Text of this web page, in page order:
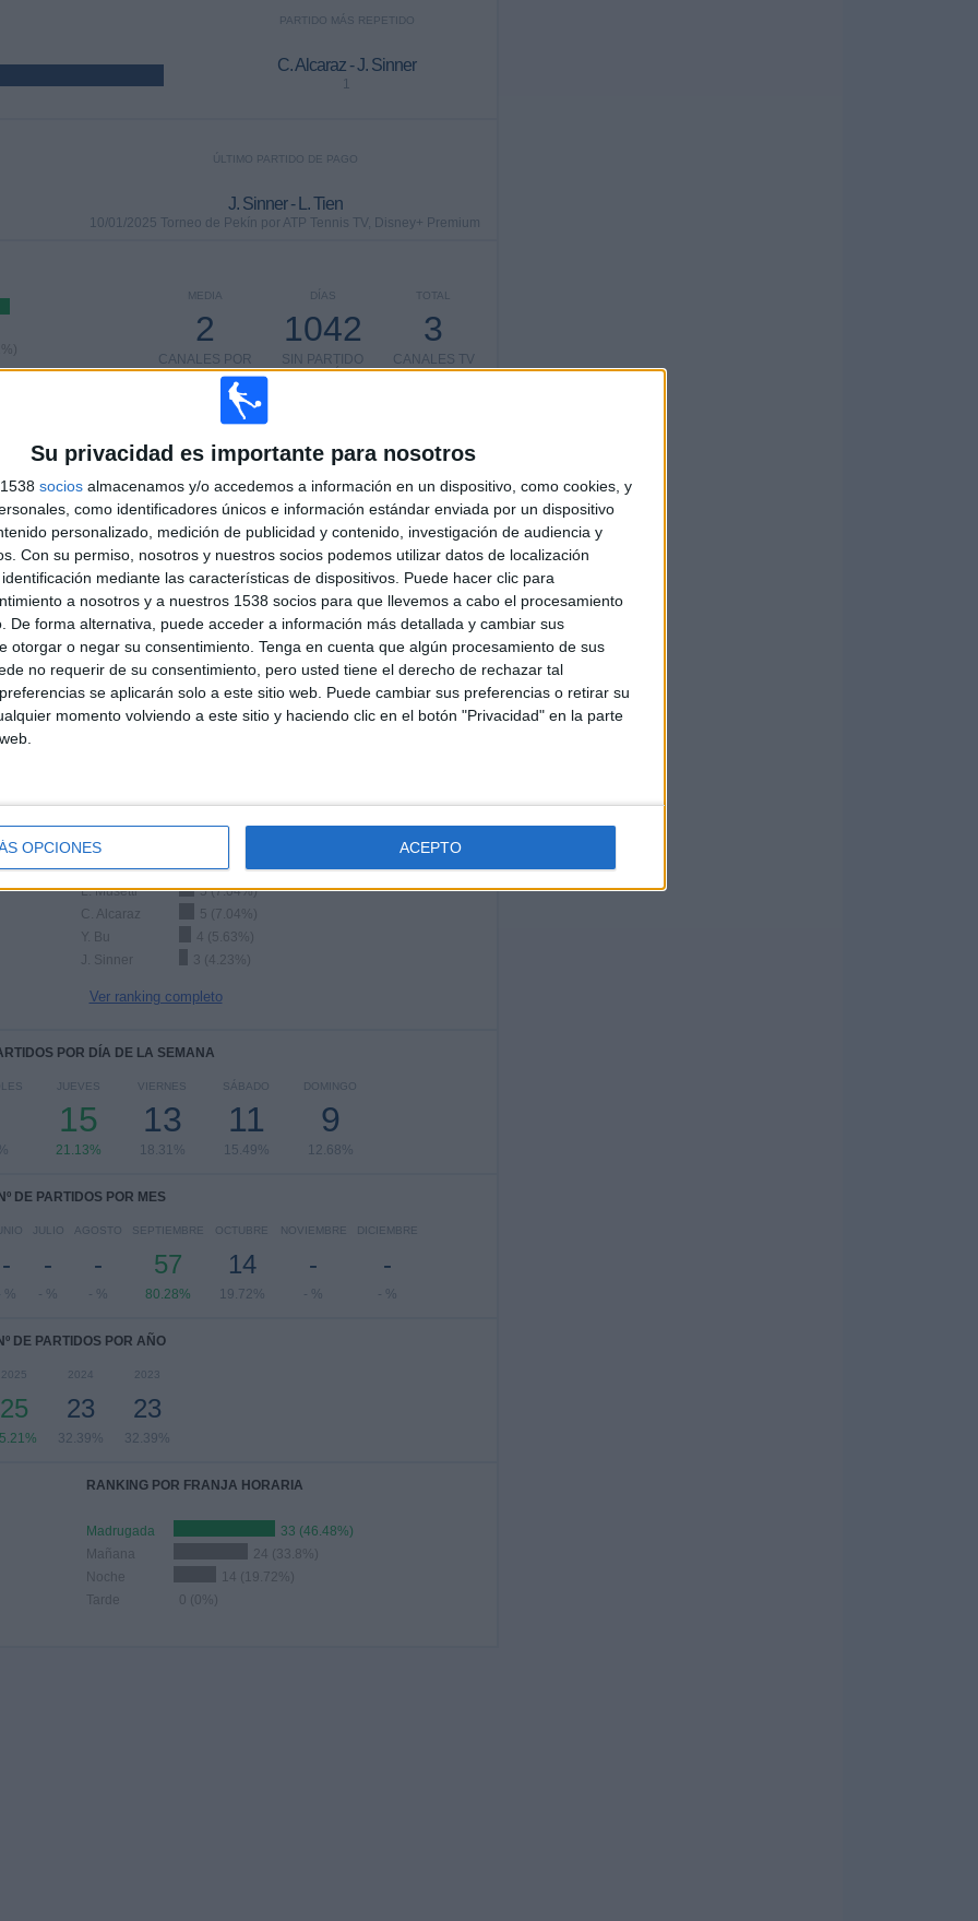
Su privacidad es importante para nosotros
socios almacenamos y/o accedemos a información en un dispositivo, como cookies, y
como identificadores únicos e información estándar enviada por un dispositivo
personalizado, medición de publicidad y contenido, investigación de audiencia y
Con su permiso, nosotros y nuestros socios podemos utilizar datos de localización
mediante las características de dispositivos. Puede hacer clic para
a nosotros y a nuestros 1538 socios para que llevemos a cabo el procesamiento
De forma alternativa, puede acceder a información más detallada y cambiar sus
otorgar o negar su consentimiento. Tenga en cuenta que algún procesamiento de sus
no requerir de su consentimiento, pero usted tiene el derecho de rechazar tal
se aplicarán solo a este sitio web. Puede cambiar sus preferencias o retirar su
momento volviendo a este sitio y haciendo clic en el botón "Privacidad" en la parte
OPCIONES ACEPTO
PARTIDO MÁS REPETIDO
C. Alcaraz - J. Sinner
1
ÚLTIMO PARTIDO DE PAGO
J. Sinner - L. Tien
10/01/2025 Torneo de Pekín por ATP Tennis TV, Disney+ Premium
TOTAL
3
CANALES TV
DÍAS
1042
SIN PARTIDO
GRATUÍTO
MEDIA
2
CANALES POR
PARTIDO
100%
3
CANALES
52
Total equipos
Ranking equipos por nº de partidos en abierto
Ver ranking completo
Ranking equipos por nº de partidos Visitante
D. Medvedev
9 (12.68%)
L. Musetti
5 (7.04%)
C. Alcaraz
5 (7.04%)
Y. Bu
4 (5.63%)
J. Sinner
3 (4.23%)
Ver ranking completo
POR DÍA DE LA SEMANA
JUEVES
15
21.13%
VIERNES
13
18.31%
SÁBADO
11
15.49%
DOMINGO
9
12.68%
Nº DE PARTIDOS POR MES
-
%
JULIO
-
- %
AGOSTO
-
- %
SEPTIEMBRE
57
80.28%
OCTUBRE
14
19.72%
NOVIEMBRE
-
- %
DICIEMBRE
-
- %
DE PARTIDOS POR AÑO
2025
25
2024
23
32.39%
2023
23
32.39%
RANKING POR FRANJA HORARIA
Madrugada
33 (46.48%)
Mañana
24 (33.8%)
Noche
14 (19.72%)
Tarde
0 (0%)